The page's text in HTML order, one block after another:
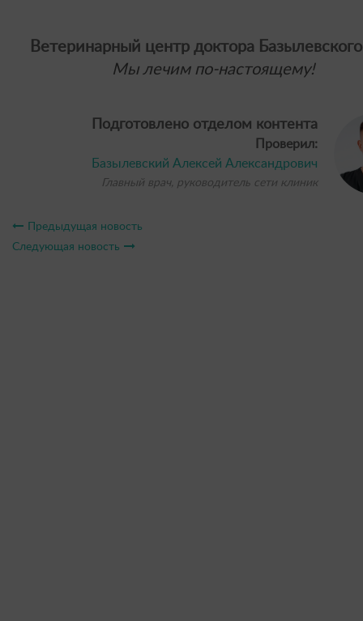
Ветеринарный центр доктора
Мы лечим по-настоящему!
Подготовлено отделом контента
Проверил:
Базылевский Алексей Александрович
Главный врач, руководитель сети клиник
Предыдущая новость
Следующая новость